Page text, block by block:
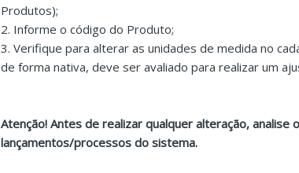
Produtos);
2. Informe o código do Produto;
3. Verifique para alterar as unidades de medida no
de forma nativa, deve ser avaliado para realizar um
Atenção! Antes de realizar qualquer alteração,
lançamentos/processos do sistema.